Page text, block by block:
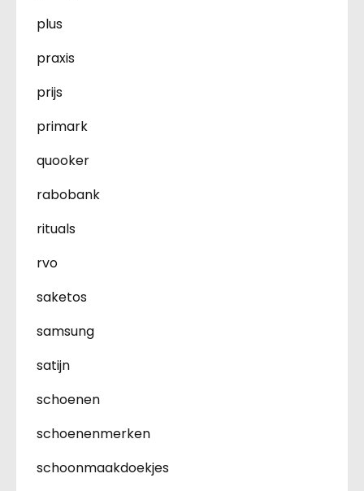
plus
praxis
prijs
primark
quooker
rabobank
rituals
rvo
saketos
samsung
satijn
schoenen
schoenenmerken
schoonmaakdoekjes